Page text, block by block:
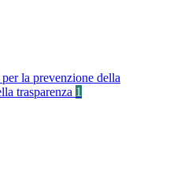
la prevenzione della
trasparenza 1